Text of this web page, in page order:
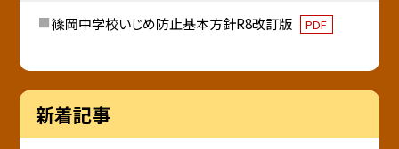
篠岡中学校いじめ防止基本方針R8改訂版 PDF
新着記事